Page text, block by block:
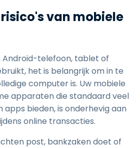
risico's van mobiele
Android-telefoon, tablet of
het is belangrijk om in te
computer is. Uw mobiele
apparaten die standaard veel
apps bieden, is onderhevig aan
online transacties.
post, bankzaken doet of